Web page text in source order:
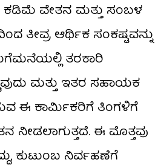
ವೇತನ ಮತ್ತು ಸಂಬಳ
ತೀವ್ರ ಆರ್ಥಿಕ ಸಂಕಷ್ಟವನ್ನು
ತರಕಾರಿ
ಮತ್ತು ಇತರ ಸಹಾಯಕ
ಈ ಕಾರ್ಮಿಕರಿಗೆ ತಿಂಗಳಿಗೆ
ನೀಡಲಾಗುತ್ತದೆ. ಈ ಮೊತ್ತವು
ಕುಟುಂಬ ನಿರ್ವಹಣೆಗೆ